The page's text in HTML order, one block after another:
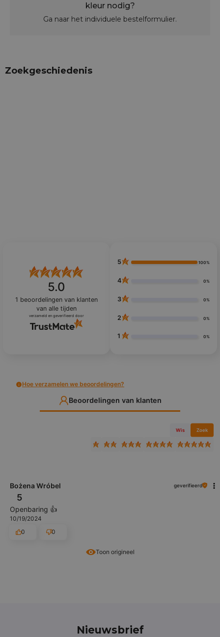
kleur nodig?
Ga naar het individuele bestelformulier.
Zoekgeschiedenis
5.0
1 beoordelingen van klanten
van alle tijden
verzameld en geverifieerd door
5 100%
4 0%
3 0%
2 0%
1 0%
Hoe verzamelen we beoordelingen?
Beoordelingen van klanten
Wis Zoek
Toon origineel
Bożena Wróbel geverifieerd
5
Openbaring 👍️
10/19/2024
0
0
Nieuwsbrief